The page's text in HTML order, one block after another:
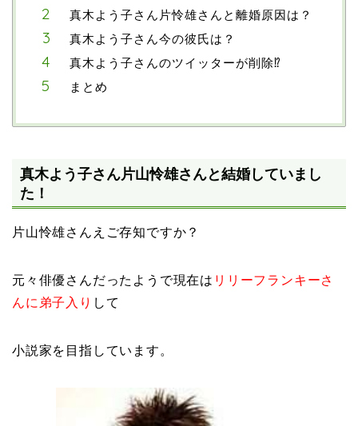
真木よう子さん片怜雄さんと離婚原因は？
真木よう子さん今の彼氏は？
真木よう子さんのツイッターが削除⁉
まとめ
真木よう子さん片山怜雄さんと結婚していまし
た！
片山怜雄さんえご存知ですか？
元々俳優さんだったようで現在は リリーフランキーさ
んに弟子入り して
小説家を目指しています。